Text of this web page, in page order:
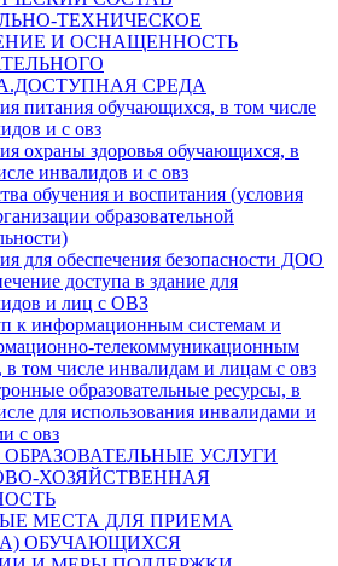
ТЕХНИЧЕСКОЕ
И ОСНАЩЕННОСТЬ
СРЕДА
питания обучающихся, в том числе
и с овз
охраны здоровья обучающихся, в
инвалидов и с овз
обучения и воспитания (условия
образовательной
для обеспечения безопасности ДОО
доступа в здание для
и лиц с ОВЗ
к информационным системам и
телекоммуникационным
в том числе инвалидам и лицам с овз
образовательные ресурсы, в
для использования инвалидами и
с овз
УСЛУГИ
ХОЗЯЙСТВЕННАЯ
МЕСТА ДЛЯ ПРИЕМА
ОБУЧАЮЩИХСЯ